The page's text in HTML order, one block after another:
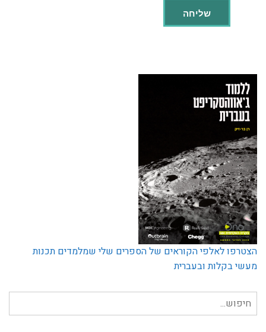
הצטרפו לאלפי הקוראים של הספרים שלי שמלמדים תכנות
מעשי בקלות ובעברית
חיפוש
עבור: